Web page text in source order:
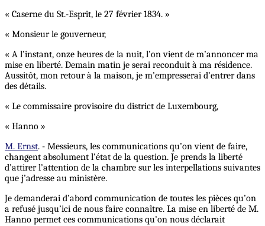
« Caserne du St.-Esprit, le 27 février 1834. »
« Monsieur le gouverneur,
« A l’instant, onze heures de la nuit, l’on vient de m’annoncer ma
mise en liberté. Demain matin je serai reconduit à ma résidence.
Aussitôt, mon retour à la maison, je m’empresserai d’entrer dans
des détails.
« Le commissaire provisoire du district de Luxembourg,
« Hanno »
M. Ernst. - Messieurs, les communications qu’on vient de faire,
changent absolument l’état de la question. Je prends la liberté
d’attirer l’attention de la chambre sur les interpellations suivantes
que j’adresse au ministère.
Je demanderai d’abord communication de toutes les pièces qu’on
a refusé jusqu’ici de nous faire connaître. La mise en liberté de M.
Hanno permet ces communications qu’on nous déclarait